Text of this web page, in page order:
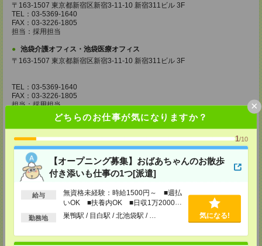
どちらのお仕事が気になりますか？
1/10
【オープニング募集】おばあちゃんのお散歩
付き添いも仕事の1つ[派遣]
給与
無資格未経験：時給1500円～ ■週払
いOK ■扶養内OK ■日収1万2000円
以上
勤務地 巣鴨駅 / 目白駅 / 北池袋駅 / … 気になる!
×
〒163-1507 東京都新宿区新宿3-11-10 新宿311ビル 3F
TEL：03-5369-1640
FAX：03-3226-1805
担当：採用担当
池袋介護オフィス・池袋医療オフィス
〒163-1507 東京都新宿区新宿3-11-10 新宿311ビル 3F
TEL：03-5369-1640
FAX：03-3226-1805
担当：採用担当
錦糸町介護オフィス・錦糸町医療オフィス
TEL：03-5637-1151
FAX：03-5637-1388
担当：採用担当
〒180-0004 東京都武蔵野市吉祥寺本町1丁目14番5号 吉祥寺本町ビル5F
TEL：0422-23-0901
担当：採用担当